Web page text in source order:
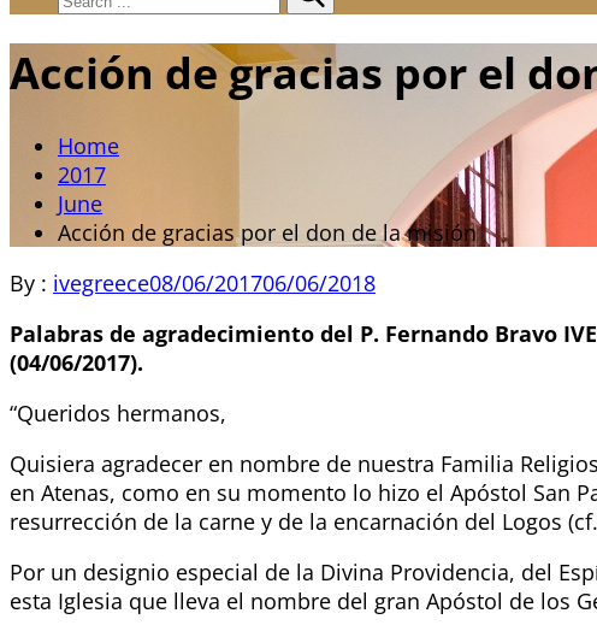
for:
Acción de gracias por el
Home
2017
June
Acción de gracias por el don de la misión
By : ivegreece08/06/201706/06/2018
Palabras de agradecimiento del P. Fernando Bravo
(04/06/2017).
“Queridos hermanos,
Quisiera agradecer en nombre de nuestra Familia
en Atenas, como en su momento lo hizo el Apóstol San
resurrección de la carne y de la encarnación del Logos
Por un designio especial de la Divina Providencia, del
esta Iglesia que lleva el nombre del gran Apóstol de los